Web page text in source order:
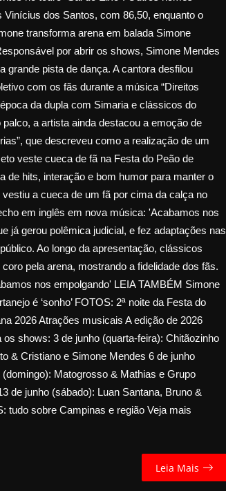
dos Santos, com 86,50, enquanto o
transforma arena em balada Simone
por abrir os shows, Simone Mendes
grande pista de dança. A cantora desfilou
com os fãs durante a música “Direitos
da dupla com Simaria e clássicos do
a artista ainda destacou a emoção de
que descreveu como a realização de um
veste cueca de fã na Festa do Peão de
de hits, interação e bom humor para manter o
a cueca de um fã por cima da calça no
em inglês em nova música: 'Acabamos nos
já gerou polêmica judicial, e fez adaptações nas
Ao longo da apresentação, clássicos
pela arena, mostrando a fidelidade dos fãs.
nos empolgando' LEIA TAMBÉM Simone
é ‘sonho’ FOTOS: 2ª noite da Festa do
2026 Atrações musicais A edição de 2026
shows: 3 de junho (quarta-feira): Chitãozinho
& Cristiano e Simone Mendes 6 de junho
Matogrosso & Mathias e Grupo
de junho (sábado): Luan Santana, Bruno &
tudo sobre Campinas e região Veja mais
Leia Mais